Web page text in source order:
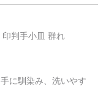
判手小皿 群れ
に馴染み、洗いやす